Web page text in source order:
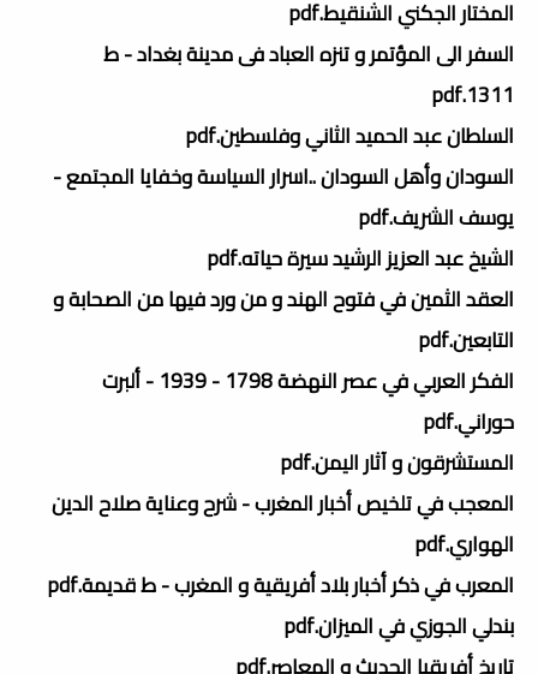
المختار الجكني الشنقيط.pdf
السفر الى المؤتمر و تنزه العباد فى مدينة بغداد - ط
1311.pdf
السلطان عبد الحميد الثاني وفلسطين.pdf
السودان وأهل السودان ..اسرار السياسة وخفايا المجتمع -
يوسف الشريف.pdf
الشيخ عبد العزيز الرشيد سيرة حياته.pdf
العقد الثمين في فتوح الهند و من ورد فيها من الصحابة و
التابعين.pdf
الفكر العربي في عصر النهضة 1798 - 1939 - ألبرت
حوراني.pdf
المستشرقون و آثار اليمن.pdf
المعجب في تلخيص أخبار المغرب - شرح وعناية صلاح الدين
الهواري.pdf
المعرب في ذكر أخبار بلاد أفريقية و المغرب - ط قديمة.pdf
بندلي الجوزي في الميزان.pdf